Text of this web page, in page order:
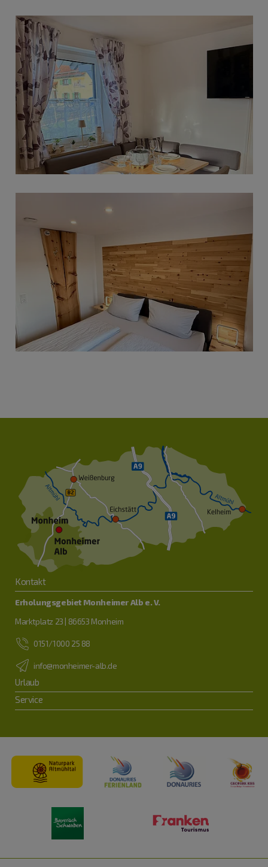
Kontakt
Erholungsgebiet Monheimer Alb e. V.
Marktplatz 23 | 86653 Monheim
0151/1000 25 88
info@monheimer-alb.de
Urlaub
Service